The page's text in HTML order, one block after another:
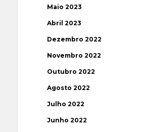
Maio 2023
Abril 2023
Dezembro 2022
Novembro 2022
Outubro 2022
Agosto 2022
Julho 2022
Junho 2022